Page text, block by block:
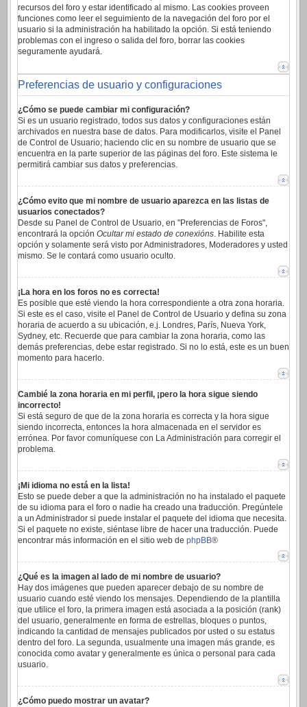
recursos del foro y estar identificado al mismo. Las cookies proveen
funciones como leer el seguimiento de la navegación del foro por el
usuario si la administración ha habilitado la opción. Si está teniendo
problemas con el ingreso o salida del foro, borrar las cookies
seguramente ayudará.
Preferencias de usuario y configuraciones
¿Cómo se puede cambiar mi configuración?
Si es un usuario registrado, todos sus datos y configuraciones están
archivados en nuestra base de datos. Para modificarlos, visite el Panel
de Control de Usuario; haciendo clic en su nombre de usuario que se
encuentra en la parte superior de las páginas del foro. Este sistema le
permitirá cambiar sus datos y preferencias.
¿Cómo evito que mi nombre de usuario aparezca en las listas de
usuarios conectados?
Desde su Panel de Control de Usuario, en "Preferencias de Foros",
encontrará la opción Ocultar mi estado de conexións. Habilite esta
opción y solamente será visto por Administradores, Moderadores y usted
mismo. Se le contará como usuario oculto.
¡La hora en los foros no es correcta!
Es posible que esté viendo la hora correspondiente a otra zona horaria.
Si este es el caso, visite el Panel de Control de Usuario y defina su zona
horaria de acuerdo a su ubicación, e.j. Londres, París, Nueva York,
Sydney, etc. Recuerde que para cambiar la zona horaria, como las
demás preferencias, debe estar registrado. Si no lo está, este es un buen
momento para hacerlo.
Cambié la zona horaria en mi perfil, ¡pero la hora sigue siendo
incorrecto!
Si está seguro de que de la zona horaria es correcta y la hora sigue
siendo incorrecta, entonces la hora almacenada en el servidor es
errónea. Por favor comuníquese con La Administración para corregir el
problema.
¡Mi idioma no está en la lista!
Esto se puede deber a que la administración no ha instalado el paquete
de su idioma para el foro o nadie ha creado una traducción. Pregúntele
a un Administrador si puede instalar el paquete del idioma que necesita.
Si el paquete no existe, siéntase libre de hacer una traducción. Puede
encontrar más información en el sitio web de phpBB®
¿Qué es la imagen al lado de mi nombre de usuario?
Hay dos imágenes que pueden aparecer debajo de su nombre de
usuario cuando esté viendo los mensajes. Dependiendo de la plantilla
que utilice el foro, la primera imagen está asociada a la posición (rank)
del usuario, generalmente en forma de estrellas, bloques o puntos,
indicando la cantidad de mensajes publicados por usted o su estatus
dentro del foro. La segunda, usualmente una imagen más grande, es
conocida como avatar y generalmente es única o personal para cada
usuario.
¿Cómo puedo mostrar un avatar?